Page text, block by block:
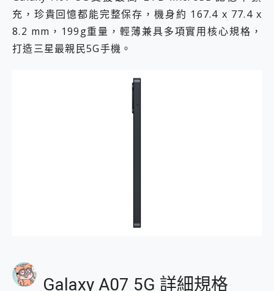
充，珍貴回憶都能完整保存，機身約 167.4 x 77.4 x
8.2 mm，199g重量，輕薄兼具多項實用核心規格，
打造三星最親民5G手機。
Galaxy A07 5G 詳細規格